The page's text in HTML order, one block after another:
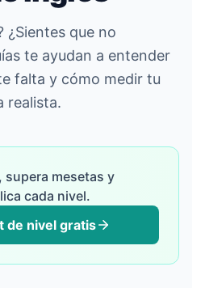
تسجيل
ابدأ مجانًا
¿Sientes que no
te ayudan a entender
falta y cómo medir tu
realista.
supera mesetas y
cada nivel.
de nivel gratis